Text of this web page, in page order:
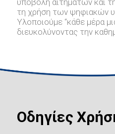
τη χρήση των ψηφιακών
Υλοποιούμε “κάθε μέρα
διευκολύνοντας την
Οδηγίες